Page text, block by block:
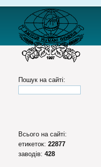
Пошук на сайті:
Всього на сайті:
етикеток: 22877
заводів: 428